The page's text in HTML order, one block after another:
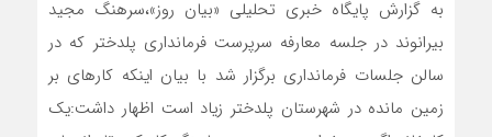
به گزارش پایگاه خبری تحلیلی «بیان روز»،سرهنگ مجید
بیرانوند در جلسه معارفه سرپرست فرمانداری پلدختر که در
سالن جلسات فرمانداری برگزار شد با بیان اینکه کارهای بر
زمین مانده در شهرستان پلدختر زیاد است اظهار داشت:یک